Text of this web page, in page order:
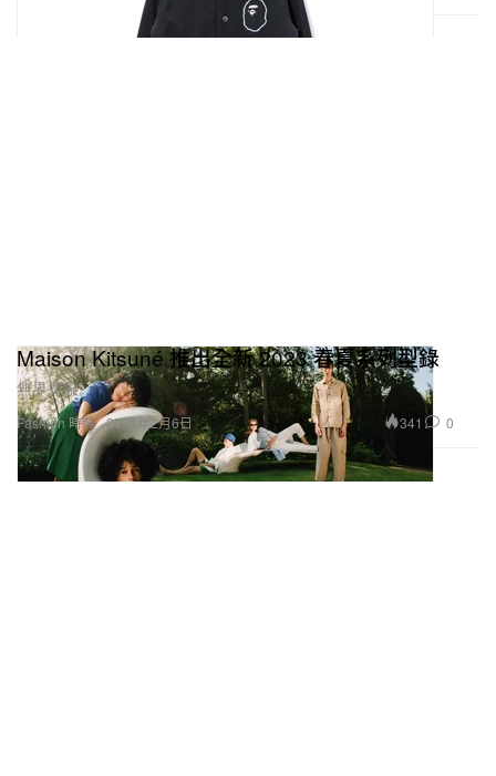
Fashion 時裝
Maison Kitsuné 推出全新 2023 春夏系列型錄
無界探索。
2023年2月6日 341 0